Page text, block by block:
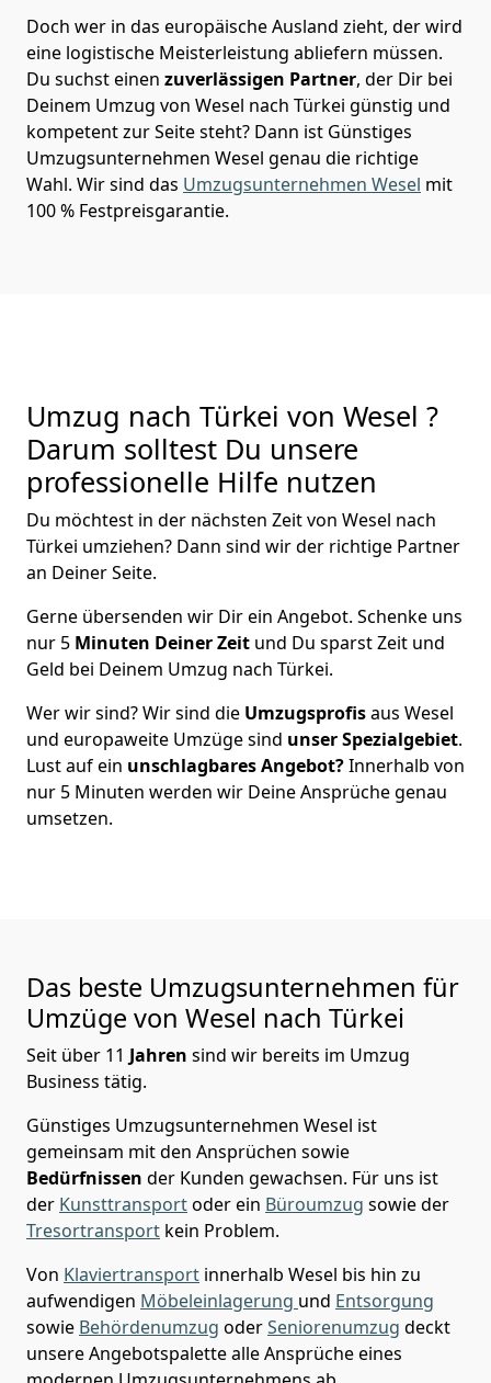
Doch wer in das europäische Ausland zieht, der wird
eine logistische Meisterleistung abliefern müssen.
Du suchst einen zuverlässigen Partner, der Dir bei
Deinem Umzug von Wesel nach Türkei günstig und
kompetent zur Seite steht? Dann ist Günstiges
Umzugsunternehmen Wesel genau die richtige
Wahl. Wir sind das Umzugsunternehmen Wesel mit
100 % Festpreisgarantie.
Umzug nach Türkei von Wesel ?
Darum solltest Du unsere
professionelle Hilfe nutzen
Du möchtest in der nächsten Zeit von Wesel nach
Türkei umziehen? Dann sind wir der richtige Partner
an Deiner Seite.
Gerne übersenden wir Dir ein Angebot. Schenke uns
nur 5 Minuten Deiner Zeit und Du sparst Zeit und
Geld bei Deinem Umzug nach Türkei.
Wer wir sind? Wir sind die Umzugsprofisaus Wesel
und europaweite Umzüge sind unser Spezialgebiet.
Lust auf ein unschlagbares Angebot?Innerhalb von
nur 5 Minuten werden wir Deine Ansprüche genau
umsetzen.
Das beste Umzugsunternehmen für
Umzüge von Wesel nach Türkei
Seit über 11 Jahren sind wir bereits im Umzug
Business tätig.
Günstiges Umzugsunternehmen Wesel ist
gemeinsam mit den Ansprüchen sowie
Bedürfnissen der Kunden gewachsen. Für uns ist
der Kunsttransportoder ein Büroumzug sowie der
Tresortransport kein Problem.
Von Klaviertransport innerhalb Wesel bis hin zu
aufwendigen Möbeleinlagerung und Entsorgung
sowie Behördenumzug oderSeniorenumzug deckt
unsere Angebotspalette alle Ansprüche eines